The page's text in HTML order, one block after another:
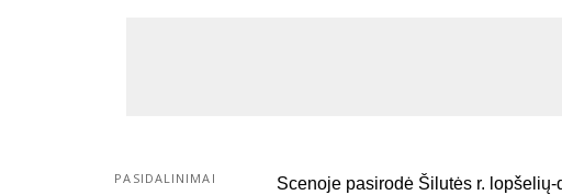
PASIDALINIMAI
Scenoje pasirodė Šilutės r. lopšelių-